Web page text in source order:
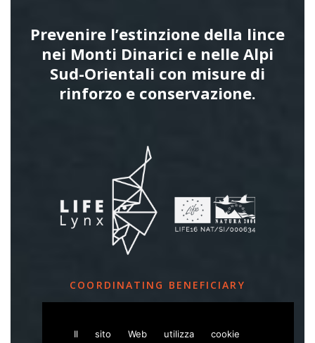
Prevenire l’estinzione della lince
nei Monti Dinarici e nelle Alpi
Sud-Orientali con misure di
rinforzo e conservazione.
COORDINATING BENEFICIARY
Slovenia Forest Service
Il sito Web utilizza cookie